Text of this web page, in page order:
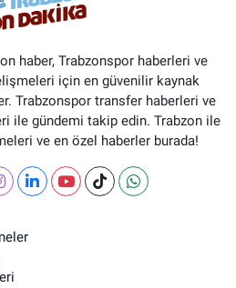
haber, Trabzonspor haberleri ve
için en güvenilir kaynak
Trabzonspor transfer haberleri ve
ile gündemi takip edin. Trabzon ile
ve en özel haberler burada!